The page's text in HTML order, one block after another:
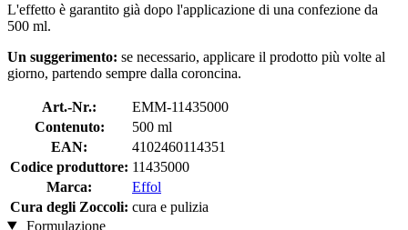
L'effetto è garantito già dopo l'applicazione di una confezione da
500 ml.
Un suggerimento: se necessario, applicare il prodotto più volte al
giorno, partendo sempre dalla coroncina.
Art.-Nr.:
EMM-11435000
Contenuto:
500 ml
EAN:
4102460114351
Codice produttore: 11435000
Marca:
Effol
Cura degli Zoccoli: cura e pulizia
Formulazione